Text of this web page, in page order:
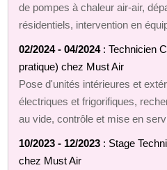
de pompes à chaleur air‑air,
résidentiels, intervention en
02/2024 - 04/2024: Technicien
pratique) chez Must Air
Pose d'unités intérieures et
électriques et frigorifiques,
au vide, contrôle et mise en
10/2023 - 12/2023 : Stage
chez Must Air